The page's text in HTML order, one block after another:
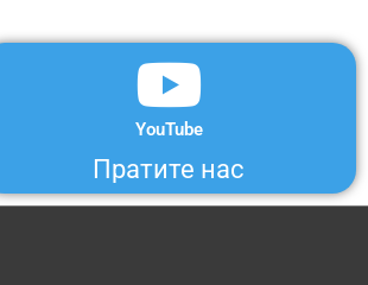
YouTube
Пратите нас